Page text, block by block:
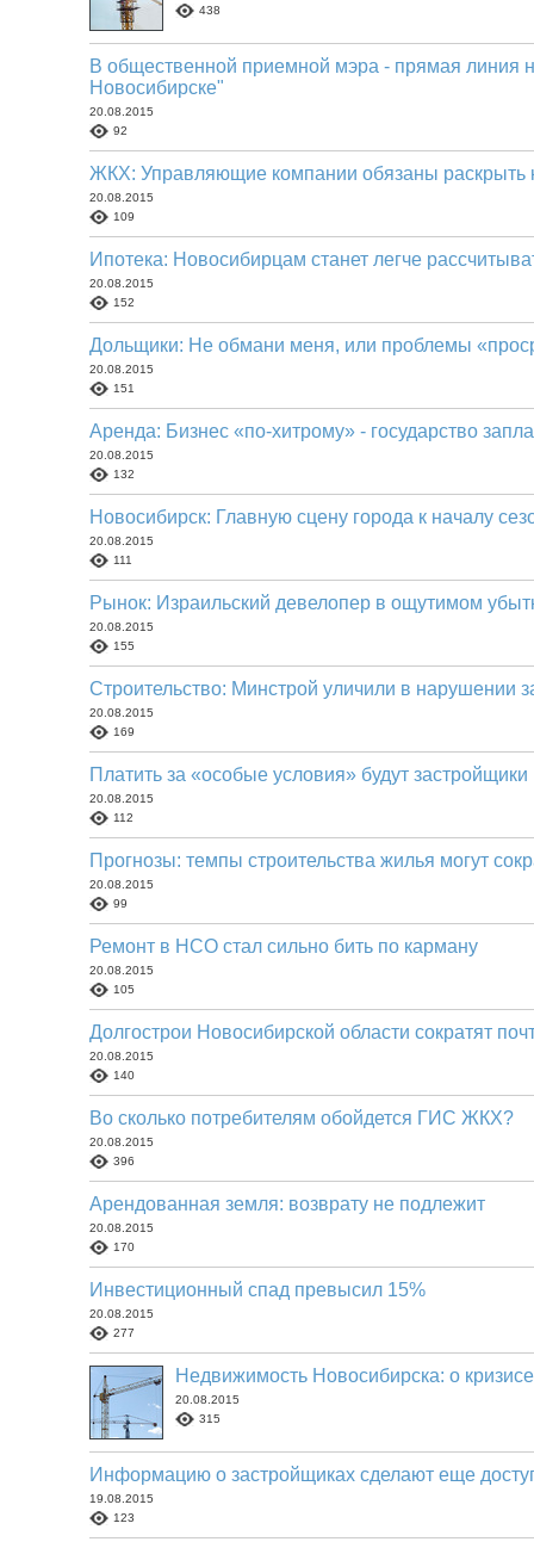
438
В общественной приемной мэра - прямая линия
Новосибирске"
20.08.2015
92
ЖКХ: Управляющие компании обязаны раскрыть
20.08.2015
109
Ипотека: Новосибирцам станет легче
20.08.2015
152
Дольщики: Не обмани меня, или проблемы
20.08.2015
151
Аренда: Бизнес «по-хитрому» - государство
20.08.2015
132
Новосибирск: Главную сцену города к началу
20.08.2015
111
Рынок: Израильский девелопер в ощутимом
20.08.2015
155
Строительство: Минстрой уличили в нарушении
20.08.2015
169
Платить за «особые условия» будут застройщики
20.08.2015
112
Прогнозы: темпы строительства жилья могут
20.08.2015
99
Ремонт в НСО стал сильно бить по карману
20.08.2015
105
Долгострои Новосибирской области сократят
20.08.2015
140
Во сколько потребителям обойдется ГИС ЖКХ?
20.08.2015
396
Арендованная земля: возврату не подлежит
20.08.2015
170
Инвестиционный спад превысил 15%
20.08.2015
277
Недвижимость Новосибирска: о
20.08.2015
315
Информацию о застройщиках сделают еще
19.08.2015
123